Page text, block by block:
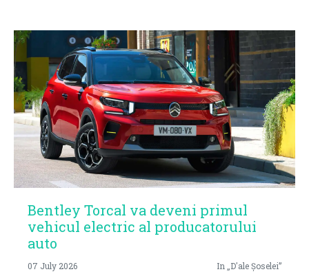
Bentley Torcal va deveni primul
vehicul electric al producatorului
auto
07 July 2026 In „D'ale Șoselei”